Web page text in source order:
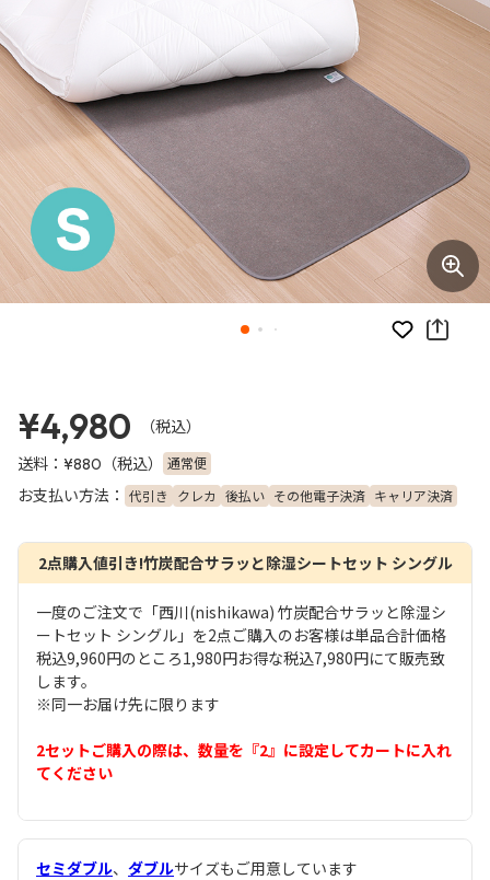
お気に入り
¥4,980
（税込）
送料： ¥880 （税込） 通常便
お支払い方法： 代引き クレカ 後払い その他電子決済 キャリア決済
2点購入値引き!竹炭配合サラッと除湿シートセット シングル
一度のご注文で「西川(nishikawa) 竹炭配合サラッと除湿シ
ートセット シングル」を2点ご購入のお客様は単品合計価格
税込9,960円のところ1,980円お得な税込7,980円にて販売致
します。
※同一お届け先に限ります
2セットご購入の際は、数量を『2』に設定してカートに入れ
てください
セミダブル、 ダブルサイズもご用意しています